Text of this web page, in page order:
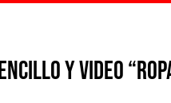
y video